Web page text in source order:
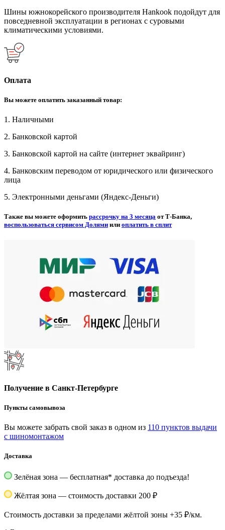
Шины южнокорейского производителя Hankook подойдут для
повседневной эксплуатации в регионах с суровыми
климатическими условиями.
Оплата
Вы можете оплатить заказанный товар:
1. Наличными
2. Банковской картой
3. Банковской картой на сайте (интернет эквайринг)
4. Банковским переводом от юридического или физического
лица
5. Электронными деньгами (Яндекс-Деньги)
Также вы можете оформить рассрочку на 3 месяца от Т-Банка,
воспользоваться сервисом Долями или оплатить в сплит
Получение в Санкт-Петербурге
Пункты самовывоза
Вы можете забрать свой заказ в одном из 110 пунктов выдачи
с шиномонтажом
Доставка
Зелёная зона — бесплатная* доставка до подъезда!
Жёлтая зона — стоимость доставки 200 ₽
Стоимость доставки за пределами жёлтой зоны +35 ₽/км.